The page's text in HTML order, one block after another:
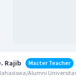
Rajib
Master Teacher
Alumni